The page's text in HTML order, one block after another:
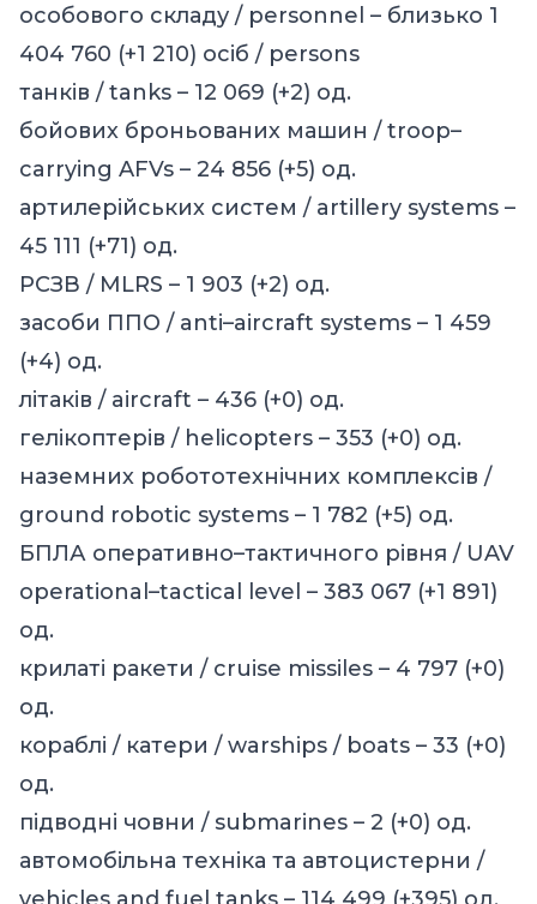
особового складу / personnel – близько 1
404 760 (+1 210) осіб / persons
танків / tanks – 12 069 (+2) од.
бойових броньованих машин / troop–
carrying AFVs – 24 856 (+5) од.
артилерійських систем / artillery systems –
45 111 (+71) од.
РСЗВ / MLRS – 1 903 (+2) од.
засоби ППО / anti–aircraft systems – 1 459
(+4) од.
літаків / aircraft – 436 (+0) од.
гелікоптерів / helicopters – 353 (+0) од.
наземних робототехнічних комплексів /
ground robotic systems – 1 782 (+5) од.
БПЛА оперативно–тактичного рівня / UAV
operational–tactical level – 383 067 (+1 891)
од.
крилаті ракети / cruise missiles – 4 797 (+0)
од.
кораблі / катери / warships / boats – 33 (+0)
од.
підводні човни / submarines – 2 (+0) од.
автомобільна техніка та автоцистерни /